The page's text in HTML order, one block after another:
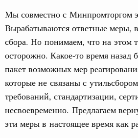
Мы совместно с Минпромторгом
Вырабатываются ответные меры,
сбора. Но понимаем, что на этом
осторожно. Какое‑то время
пакет возможных мер
которые не связаны с
требований, стандартизации,
несвоевременно. Предлагаем
эти меры в настоящее время как